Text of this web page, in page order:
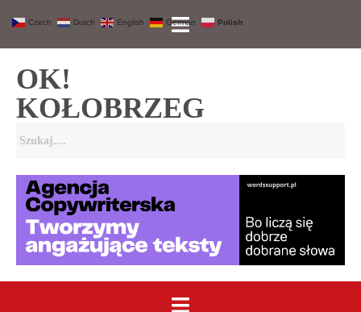
OK!
KOŁOBRZEG
Czech Dutch English German Polish